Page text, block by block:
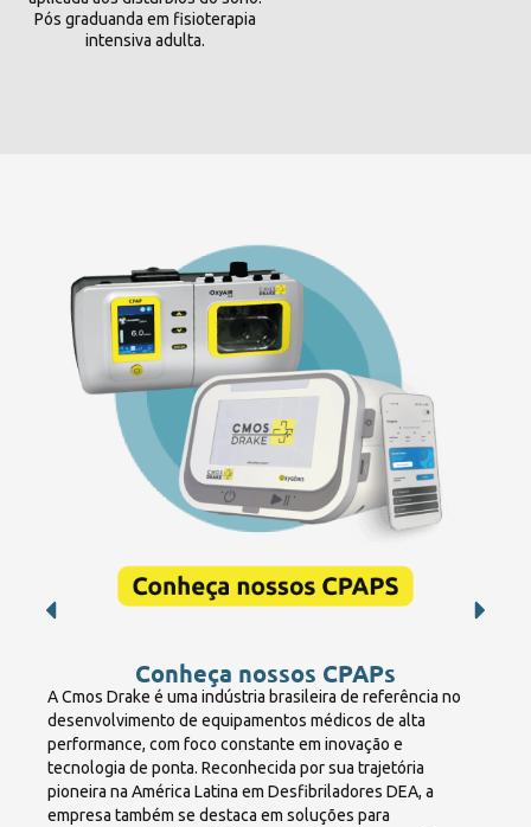
Pós graduanda em fisioterapia
intensiva adulta.
Conheça nossos CPAPs
A Cmos Drake é uma indústria brasileira de referência no
desenvolvimento de equipamentos médicos de alta
performance, com foco constante em inovação e
tecnologia de ponta. Reconhecida por sua trajetória
pioneira na América Latina em Desfibriladores DEA, a
empresa também se destaca em soluções para